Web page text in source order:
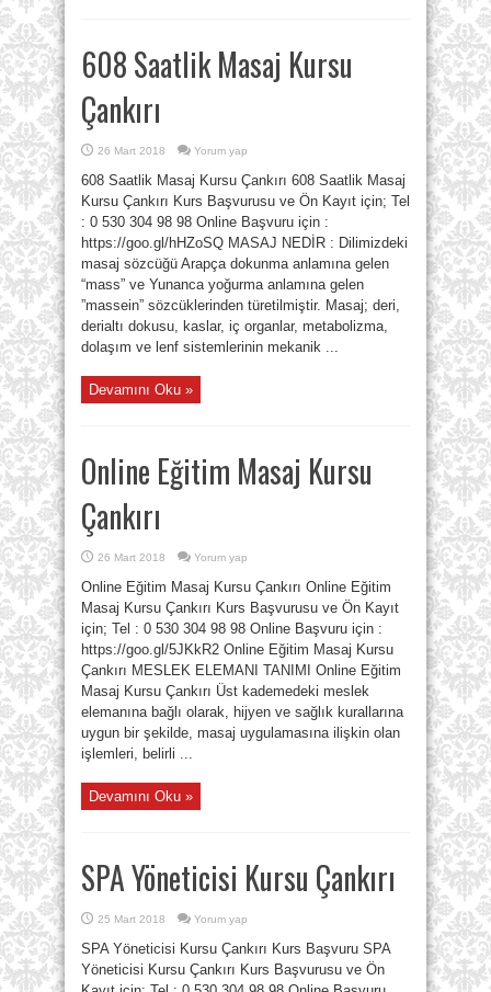
608 Saatlik Masaj Kursu
Çankırı
26 Mart 2018 Yorum yap
608 Saatlik Masaj Kursu Çankırı 608 Saatlik Masaj
Kursu Çankırı Kurs Başvurusu ve Ön Kayıt için; Tel
: 0 530 304 98 98 Online Başvuru için :
https://goo.gl/hHZoSQ MASAJ NEDİR : Dilimizdeki
masaj sözcüğü Arapça dokunma anlamına gelen
“mass” ve Yunanca yoğurma anlamına gelen
”massein” sözcüklerinden türetilmiştir. Masaj; deri,
derialtı dokusu, kaslar, iç organlar, metabolizma,
dolaşım ve lenf sistemlerinin mekanik ...
Devamını Oku »
Online Eğitim Masaj Kursu
Çankırı
26 Mart 2018 Yorum yap
Online Eğitim Masaj Kursu Çankırı Online Eğitim
Masaj Kursu Çankırı Kurs Başvurusu ve Ön Kayıt
için; Tel : 0 530 304 98 98 Online Başvuru için :
https://goo.gl/5JKkR2 Online Eğitim Masaj Kursu
Çankırı MESLEK ELEMANI TANIMI Online Eğitim
Masaj Kursu Çankırı Üst kademedeki meslek
elemanına bağlı olarak, hijyen ve sağlık kurallarına
uygun bir şekilde, masaj uygulamasına ilişkin olan
işlemleri, belirli ...
Devamını Oku »
SPA Yöneticisi Kursu Çankırı
25 Mart 2018 Yorum yap
SPA Yöneticisi Kursu Çankırı Kurs Başvuru SPA
Yöneticisi Kursu Çankırı Kurs Başvurusu ve Ön